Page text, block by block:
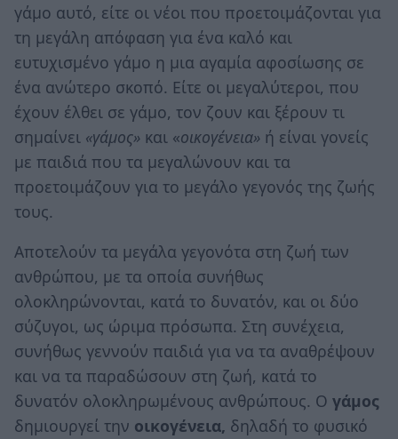
γάμο αυτό, είτε οι νέοι που προετοιμάζονται για
τη μεγάλη απόφαση για ένα καλό και
ευτυχισμένο γάμο η μια αγαμία αφοσίωσης σε
ένα ανώτερο σκοπό. Είτε οι μεγαλύτεροι, που
έχουν έλθει σε γάμο, τον ζουν και ξέρουν τι
σημαίνει «γάμος» και «οικογένεια» ή είναι γονείς
με παιδιά που τα μεγαλώνουν και τα
προετοιμάζουν για το μεγάλο γεγονός της ζωής
τους.
Αποτελούν τα μεγάλα γεγονότα στη ζωή των
ανθρώπου, με τα οποία συνήθως
ολοκληρώνονται, κατά το δυνατόν, και οι δύο
σύζυγοι, ως ώριμα πρόσωπα. Στη συνέχεια,
συνήθως γεννούν παιδιά για να τα αναθρέψουν
και να τα παραδώσουν στη ζωή, κατά το
δυνατόν ολοκληρωμένους ανθρώπους. Ο γάμος
δημιουργεί την οικογένεια, δηλαδή το φυσικό